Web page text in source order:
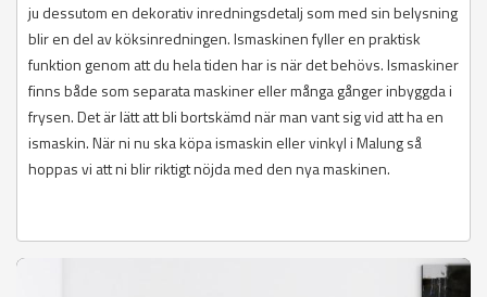
ju dessutom en dekorativ inredningsdetalj som med sin belysning
blir en del av köksinredningen. Ismaskinen fyller en praktisk
funktion genom att du hela tiden har is när det behövs. Ismaskiner
finns både som separata maskiner eller många gånger inbyggda i
frysen. Det är lätt att bli bortskämd när man vant sig vid att ha en
ismaskin. När ni nu ska köpa ismaskin eller vinkyl i Malung så
hoppas vi att ni blir riktigt nöjda med den nya maskinen.